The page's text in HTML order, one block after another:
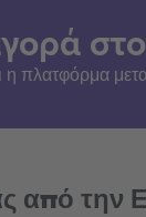
η πλατφόρμα
από την